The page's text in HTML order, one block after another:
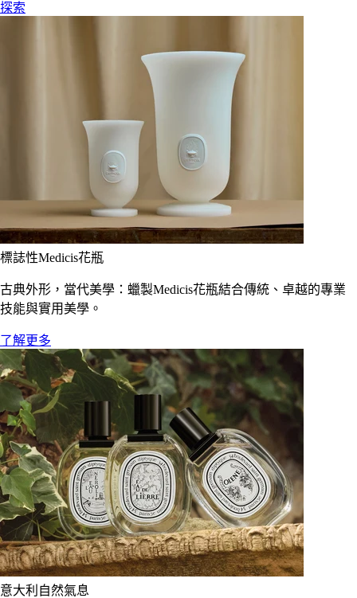
探索
標誌性Medicis花瓶
古典外形，當代美學：蠟製Medicis花瓶結合傳統、卓越的專業
技能與實用美學。
了解更多
意大利自然氣息